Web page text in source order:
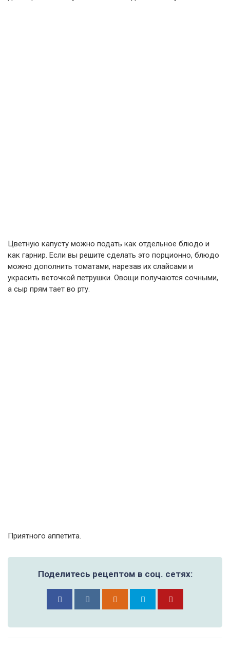
Цветную капусту можно подать как отдельное блюдо и
как гарнир. Если вы решите сделать это порционно, блюдо
можно дополнить томатами, нарезав их слайсами и
украсить веточкой петрушки. Овощи получаются сочными,
а сыр прям тает во рту.
Приятного аппетита.
Поделитесь рецептом в соц. сетях: